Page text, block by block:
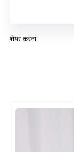
शेयर करना: